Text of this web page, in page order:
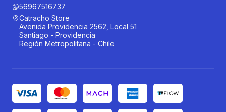
56967516737
Catracho Store
Avenida Providencia 2562, Local 51
Santiago - Providencia
Región Metropolitana - Chile